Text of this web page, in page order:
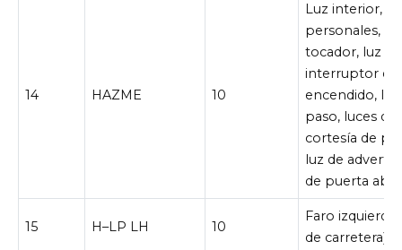
14 HAZME 10
Luz interior,
personales,
tocador, luz
interruptor de
encendido, luz
paso, luces de
cortesía de
luz de
de puerta
15 H–LP LH 10
Faro izquierdo
de carretera)